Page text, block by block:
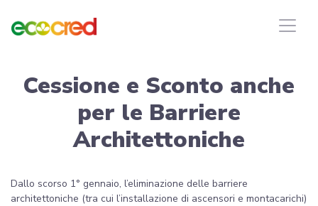
Cessione e Sconto anche
per le Barriere
Architettoniche
Dallo scorso 1° gennaio, l’eliminazione delle barriere
architettoniche (tra cui l’installazione di ascensori e montacarichi)